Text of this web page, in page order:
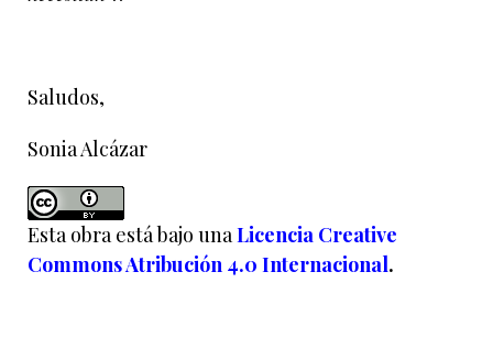
Saludos,
Sonia Alcázar
Esta obra está bajo unaLicencia Creative
Commons Atribución 4.0 Internacional.